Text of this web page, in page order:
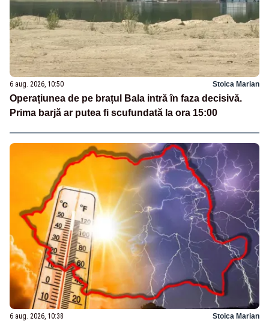
6 aug. 2026, 10:50 Stoica Marian
Operațiunea de pe brațul Bala intră în faza decisivă.
Prima barjă ar putea fi scufundată la ora 15:00
6 aug. 2026, 10:38 Stoica Marian